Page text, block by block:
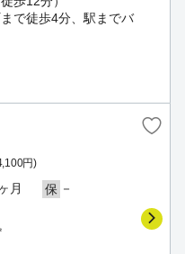
で徒歩4分、駅までバ
円)
月 保 －